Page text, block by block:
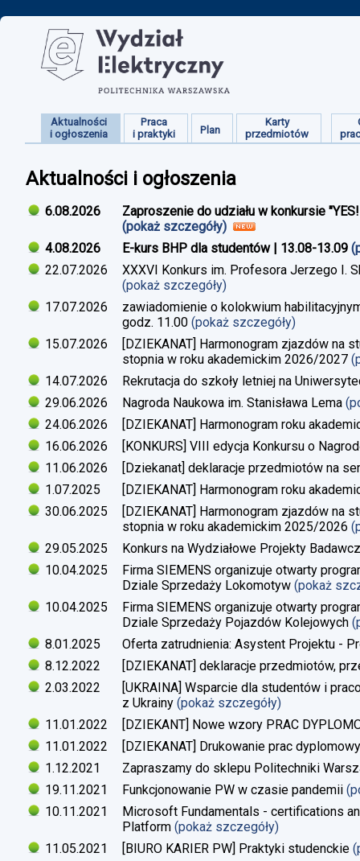
Aktualności
i ogłoszenia
Praca
i praktyki
Plan
Karty
przedmiotów
Aktualności i ogłoszenia
6.08.2026
Zaproszenie do udziału w konkursie
(pokaż szczegóły)
4.08.2026
E-kurs BHP dla studentów | 13.08-13.09
22.07.2026
XXXVI Konkurs im. Profesora Jerzego I.
(pokaż szczegóły)
17.07.2026
zawiadomienie o kolokwium
godz. 11.00 (pokaż szczegóły)
15.07.2026
[DZIEKANAT] Harmonogram zjazdów na
stopnia w roku akademickim 2026/2027
14.07.2026
Rekrutacja do szkoły letniej na
29.06.2026
Nagroda Naukowa im. Stanisława Lema
24.06.2026
[DZIEKANAT] Harmonogram roku
16.06.2026
[KONKURS] VIII edycja Konkursu o
11.06.2026
[Dziekanat] deklaracje przedmiotów na
1.07.2025
[DZIEKANAT] Harmonogram roku
30.06.2025
[DZIEKANAT] Harmonogram zjazdów na
stopnia w roku akademickim 2025/2026
29.05.2025
Konkurs na Wydziałowe Projekty
10.04.2025
Firma SIEMENS organizuje otwarty
Dziale Sprzedaży Lokomotyw (pokaż
10.04.2025
Firma SIEMENS organizuje otwarty
Dziale Sprzedaży Pojazdów Kolejowych
8.01.2025
Oferta zatrudnienia: Asystent Projektu -
8.12.2022
[DZIEKANAT] deklaracje przedmiotów,
2.03.2022
[UKRAINA] Wsparcie dla studentów i
z Ukrainy (pokaż szczegóły)
11.01.2022
[DZIEKANT] Nowe wzory PRAC
11.01.2022
[DZIEKANAT] Drukowanie prac
1.12.2021
Zapraszamy do sklepu Politechniki
19.11.2021
Funkcjonowanie PW w czasie pandemii
10.11.2021
Microsoft Fundamentals - certifications
Platform (pokaż szczegóły)
11.05.2021
[BIURO KARIER PW] Praktyki studenckie